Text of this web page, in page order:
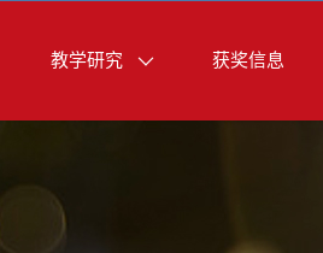
教学研究 获奖信息